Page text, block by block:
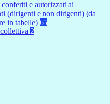
e autorizzati ai
(dirigenti e non dirigenti) (da
in tabelle) 65
2